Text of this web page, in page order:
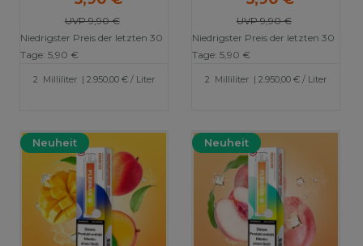
UVP 9,90 €
Niedrigster Preis der letzten 30
Tage: 5,90 €
2 Milliliter | 2.950,00 € / Liter
UVP 9,90 €
Niedrigster Preis der letzten 30
Tage: 5,90 €
2 Milliliter | 2.950,00 € / Liter
Neuheit Neuheit